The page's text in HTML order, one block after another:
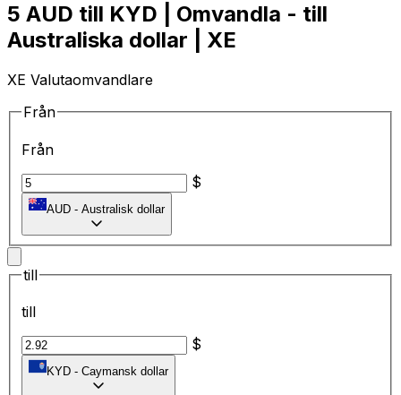
5 AUD till KYD | Omvandla - till
Australiska dollar | XE
XE Valutaomvandlare
Från
Från
$
AUD - Australisk dollar
till
till
$
KYD - Caymansk dollar